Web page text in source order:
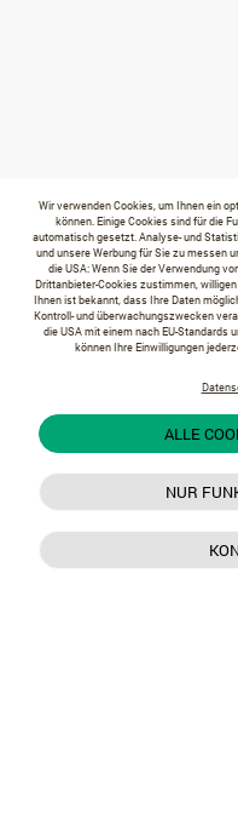
Wir verwenden Cookies, um Ihnen ein
können. Einige Cookies sind für die
automatisch gesetzt. Analyse- und
und unsere Werbung für Sie zu messen
die USA: Wenn Sie der Verwendung
Drittanbieter-Cookies zustimmen,
Ihnen ist bekannt, dass Ihre Daten
Kontroll- und überwachungszwecken
die USA mit einem nach EU-
können Ihre Einwilligungen
ALLE
NUR